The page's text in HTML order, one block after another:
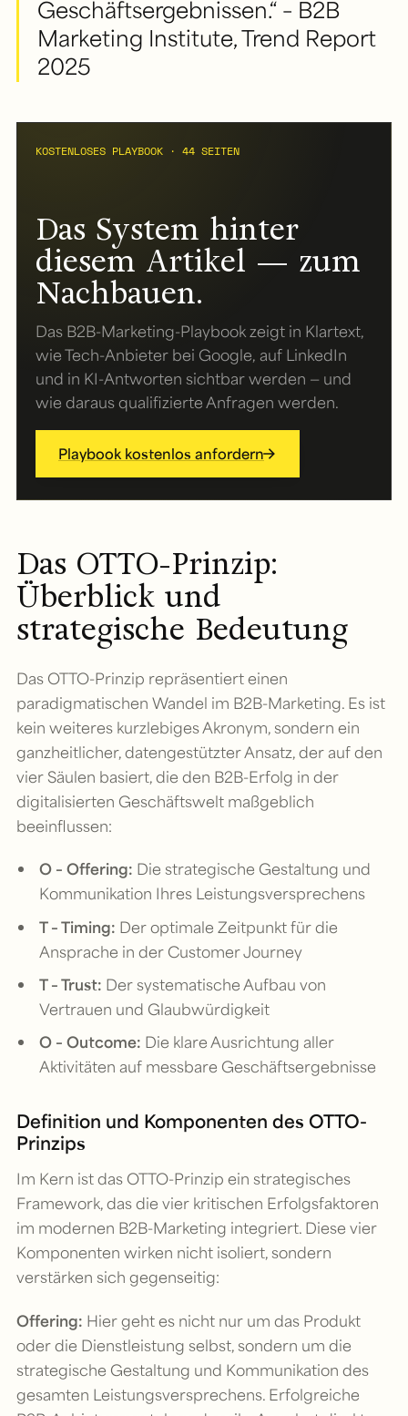
Geschäftsergebnissen.“ – B2B
Marketing Institute, Trend Report
2025
KOSTENLOSES PLAYBOOK · 44 SEITEN
Das System hinter
diesem Artikel — zum
Nachbauen.
Das B2B-Marketing-Playbook zeigt in Klartext,
wie Tech-Anbieter bei Google, auf LinkedIn
und in KI-Antworten sichtbar werden — und
wie daraus qualifizierte Anfragen werden.
Playbook kostenlos anfordern
Das OTTO-Prinzip:
Überblick und
strategische Bedeutung
Das OTTO-Prinzip repräsentiert einen
paradigmatischen Wandel im B2B-Marketing. Es ist
kein weiteres kurzlebiges Akronym, sondern ein
ganzheitlicher, datengestützter Ansatz, der auf den
vier Säulen basiert, die den B2B-Erfolg in der
digitalisierten Geschäftswelt maßgeblich
beeinflussen:
O – Offering: Die strategische Gestaltung und
Kommunikation Ihres Leistungsversprechens
T – Timing: Der optimale Zeitpunkt für die
Ansprache in der Customer Journey
T – Trust: Der systematische Aufbau von
Vertrauen und Glaubwürdigkeit
O – Outcome: Die klare Ausrichtung aller
Aktivitäten auf messbare Geschäftsergebnisse
Definition und Komponenten des OTTO-
Prinzips
Im Kern ist das OTTO-Prinzip ein strategisches
Framework, das die vier kritischen Erfolgsfaktoren
im modernen B2B-Marketing integriert. Diese vier
Komponenten wirken nicht isoliert, sondern
verstärken sich gegenseitig:
Offering: Hier geht es nicht nur um das Produkt
oder die Dienstleistung selbst, sondern um die
strategische Gestaltung und Kommunikation des
gesamten Leistungsversprechens. Erfolgreiche